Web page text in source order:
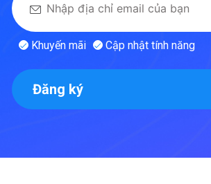
Khuyến mãi Cập nhật tính năng
Đăng ký